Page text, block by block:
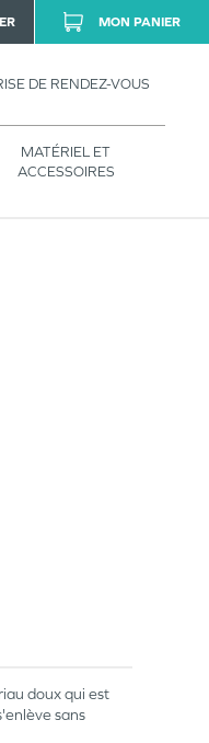
DE RENDEZ-VOUS
MATÉRIEL ET
ACCESSOIRES
MON PANIER
doux qui est
sans